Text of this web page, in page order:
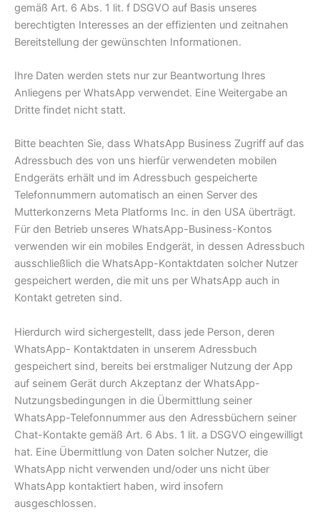
gemäß Art. 6 Abs. 1 lit. f DSGVO auf Basis unseres
berechtigten Interesses an der effizienten und zeitnahen
Bereitstellung der gewünschten Informationen.
Ihre Daten werden stets nur zur Beantwortung Ihres
Anliegens per WhatsApp verwendet. Eine Weitergabe an
Dritte findet nicht statt.
Bitte beachten Sie, dass WhatsApp Business Zugriff auf das
Adressbuch des von uns hierfür verwendeten mobilen
Endgeräts erhält und im Adressbuch gespeicherte
Telefonnummern automatisch an einen Server des
Mutterkonzerns Meta Platforms Inc. in den USA überträgt.
Für den Betrieb unseres WhatsApp-Business-Kontos
verwenden wir ein mobiles Endgerät, in dessen Adressbuch
ausschließlich die WhatsApp-Kontaktdaten solcher Nutzer
gespeichert werden, die mit uns per WhatsApp auch in
Kontakt getreten sind.
Hierdurch wird sichergestellt, dass jede Person, deren
WhatsApp- Kontaktdaten in unserem Adressbuch
gespeichert sind, bereits bei erstmaliger Nutzung der App
auf seinem Gerät durch Akzeptanz der WhatsApp-
Nutzungsbedingungen in die Übermittlung seiner
WhatsApp-Telefonnummer aus den Adressbüchern seiner
Chat-Kontakte gemäß Art. 6 Abs. 1 lit. a DSGVO eingewilligt
hat. Eine Übermittlung von Daten solcher Nutzer, die
WhatsApp nicht verwenden und/oder uns nicht über
WhatsApp kontaktiert haben, wird insofern
ausgeschlossen.